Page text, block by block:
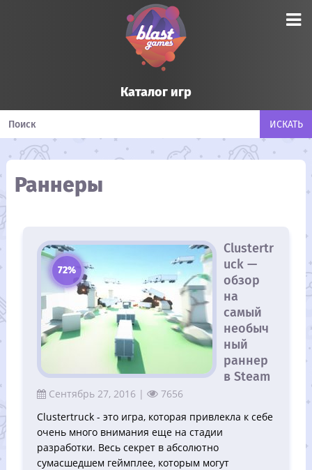
Каталог игр
Раннеры
72%
Clustertr
uck —
обзор
на
самый
необыч
ный
раннер
в Steam
Сентябрь 27, 2016 |
7656
Clustertruck - это игра, которая привлекла к себе
очень много внимания еще на стадии
разработки. Весь секрет в абсолютно
сумасшедшем геймплее, которым могут